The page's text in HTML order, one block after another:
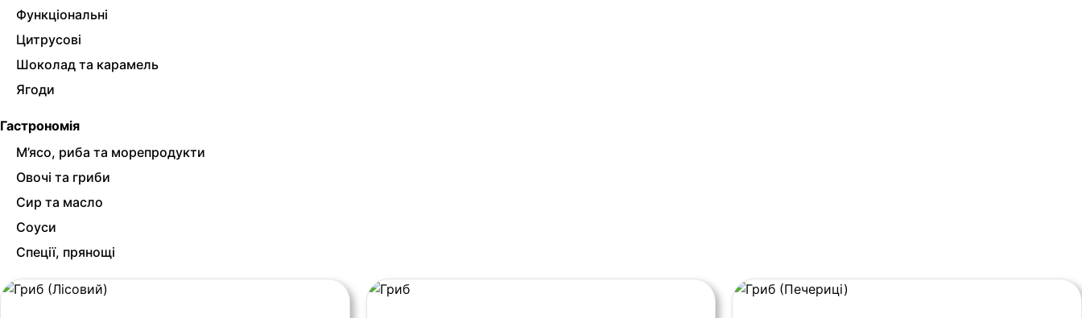
Функціональні
Цитрусові
Шоколад та карамель
Ягоди
Гастрономія
М’ясо, риба та морепродукти
Овочі та гриби
Сир та масло
Соуси
Спеції, прянощі